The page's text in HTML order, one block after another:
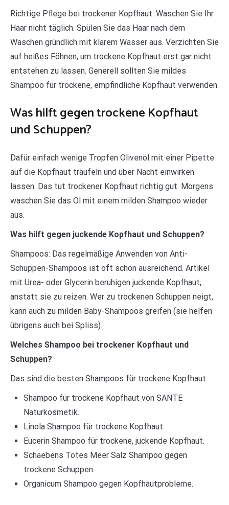
Richtige Pflege bei trockener Kopfhaut: Waschen Sie Ihr
Haar nicht täglich. Spülen Sie das Haar nach dem
Waschen gründlich mit klarem Wasser aus. Verzichten Sie
auf heißes Föhnen, um trockene Kopfhaut erst gar nicht
entstehen zu lassen. Generell sollten Sie mildes
Shampoo für trockene, empfindliche Kopfhaut verwenden.
Was hilft gegen trockene Kopfhaut
und Schuppen?
Dafür einfach wenige Tropfen Olivenöl mit einer Pipette
auf die Kopfhaut träufeln und über Nacht einwirken
lassen. Das tut trockener Kopfhaut richtig gut. Morgens
waschen Sie das Öl mit einem milden Shampoo wieder
aus.
Was hilft gegen juckende Kopfhaut und Schuppen?
Shampoos: Das regelmäßige Anwenden von Anti-
Schuppen-Shampoos ist oft schon ausreichend. Artikel
mit Urea- oder Glycerin beruhigen juckende Kopfhaut,
anstatt sie zu reizen. Wer zu trockenen Schuppen neigt,
kann auch zu milden Baby-Shampoos greifen (sie helfen
übrigens auch bei Spliss).
Welches Shampoo bei trockener Kopfhaut und
Schuppen?
Das sind die besten Shampoos für trockene Kopfhaut
Shampoo für trockene Kopfhaut von SANTE
Naturkosmetik.
Linola Shampoo für trockene Kopfhaut.
Eucerin Shampoo für trockene, juckende Kopfhaut.
Schaebens Totes Meer Salz Shampoo gegen
trockene Schuppen.
Organicum Shampoo gegen Kopfhautprobleme.